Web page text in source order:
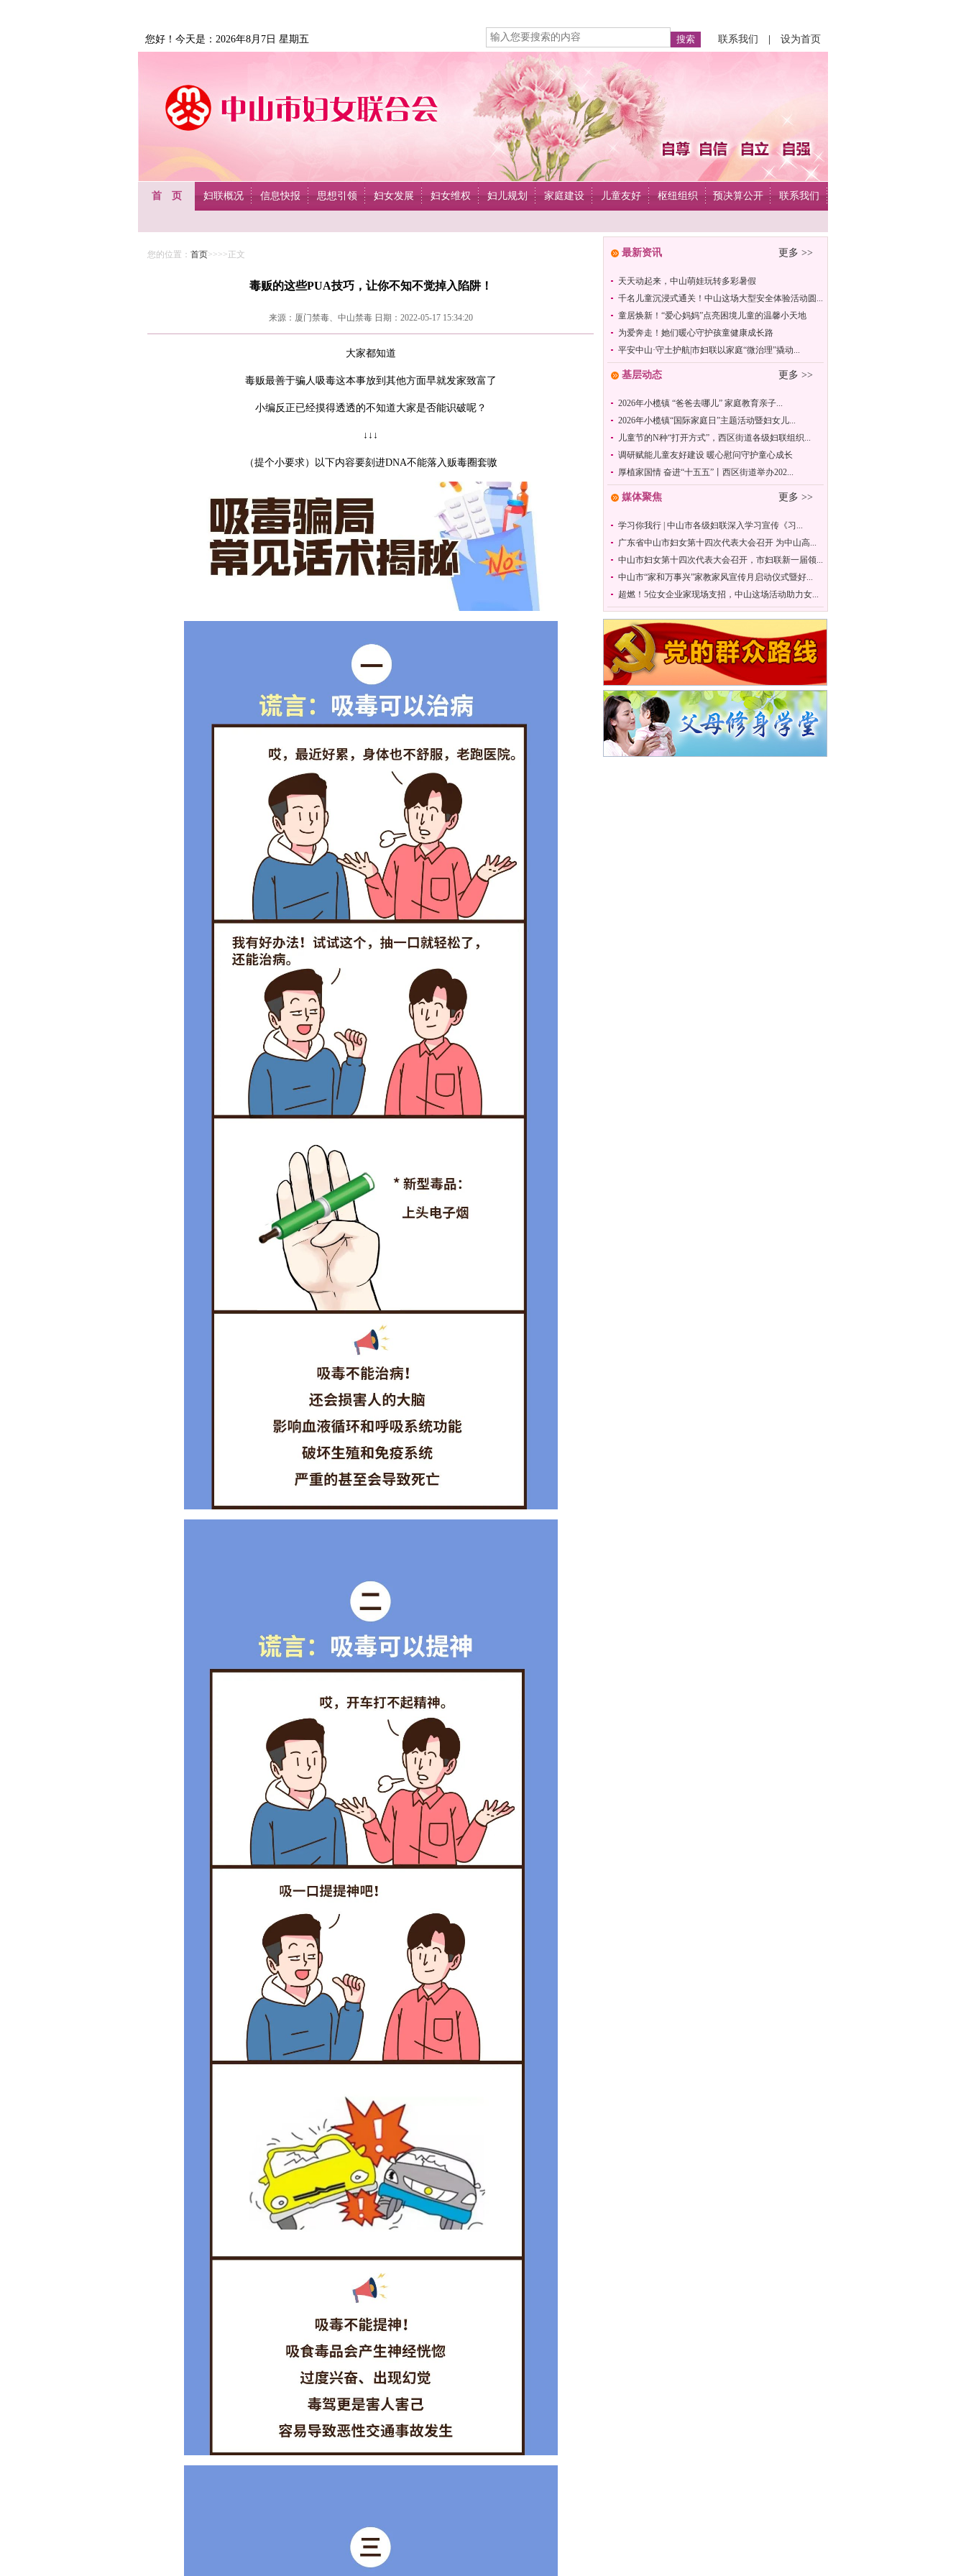
您好！今天是：2026年8月7日 星期五 联系我们 设为首页
首 页 妇联概况 信息快报 思想引领 妇女发展 妇女维权 妇儿规划 家庭建设 儿童友好 枢纽组织 预决算公开 联系我们
您的位置： 首页>>>>正文
毒贩的这些PUA技巧，让你不知不觉掉入陷阱！
来源：厦门禁毒、中山禁毒 日期：2022-05-17 15:34:20
大家都知道
毒贩最善于骗人吸毒这本事放到其他方面早就发家致富了
小编反正已经摸得透透的不知道大家是否能识破呢？
↓↓↓
（提个小要求）以下内容要刻进DNA不能落入贩毒圈套嗷
更多 >>
最新资讯
天天动起来，中山萌娃玩转多彩暑假
千名儿童沉浸式通关！中山这场大型安全体验活动圆...
童居焕新！“爱心妈妈”点亮困境儿童的温馨小天地
为爱奔走！她们暖心守护孩童健康成长路
平安中山·守土护航|市妇联以家庭“微治理”撬动...
更多 >>
基层动态
2026年小榄镇 “爸爸去哪儿” 家庭教育亲子...
2026年小榄镇“国际家庭日”主题活动暨妇女儿...
儿童节的N种“打开方式”，西区街道各级妇联组织...
调研赋能儿童友好建设 暖心慰问守护童心成长
厚植家国情 奋进“十五五”丨西区街道举办202...
更多 >>
媒体聚焦
学习你我行 | 中山市各级妇联深入学习宣传《习...
广东省中山市妇女第十四次代表大会召开 为中山高...
中山市妇女第十四次代表大会召开，市妇联新一届领...
中山市“家和万事兴”家教家风宣传月启动仪式暨好...
超燃！5位女企业家现场支招，中山这场活动助力女...